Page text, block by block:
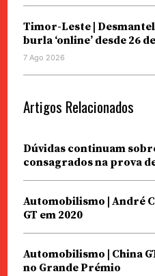
Timor-Leste |
burla ‘online’ desde 26
7 Ago 2026
Artigos Relacionados
Dúvidas continuam
consagrados na prova
Automobilismo | André
GT em 2020
Automobilismo | China
no Grande Prémio